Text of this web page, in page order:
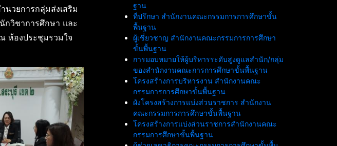
นวยการกลุ่มส่งเสริม
นักวิชาการศึกษา และ
ห้องประชุมรวมใจ
ฐาน
ที่ปรึกษา สำนักงานคณะกรรมการการศึกษาขั้น
พื้นฐาน
ผู้เชี่ยวชาญ สำนักงานคณะกรรมการการศึกษา
ขั้นพื้นฐาน
การมอบหมายให้ผู้บริหารระดับสูงดูแลสำนัก/กลุ่ม
ของสำนักงานคณะการการศึกษาขั้นพื้นฐาน
โครงสร้างการบริหารงาน สำนักงานคณะ
กรรมการการศึกษาขั้นพื้นฐาน
ผังโครงสร้างการแบ่งส่วนราชการ สำนักงาน
คณะกรรมการการศึกษาขั้นพื้นฐาน
โครงสร้างการแบ่งส่วนราชการสำนักงานคณะ
กรรมการศึกษาขั้นพื้นฐาน